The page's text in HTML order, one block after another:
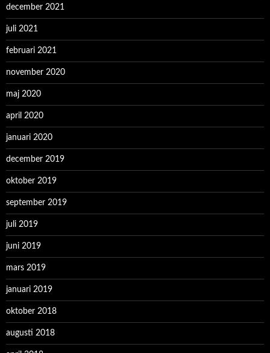
december 2021
juli 2021
februari 2021
november 2020
maj 2020
april 2020
januari 2020
december 2019
oktober 2019
september 2019
juli 2019
juni 2019
mars 2019
januari 2019
oktober 2018
augusti 2018